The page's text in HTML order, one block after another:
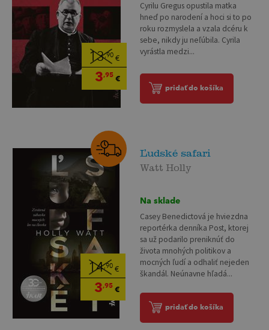
13,90 €
3,95 €
Cyrilu Gregus opustila matka
hneď po narodení a hoci si to po
roku rozmyslela a vzala dcéru k
sebe, nikdy ju neľúbila. Cyrila
vyrástla medzi...
pridať do košíka
14,90€
3,95€
Ľudské safari
Watt Holly
Na sklade
Casey Benedictová je hviezdna
reportérka denníka Post, ktorej
sa už podarilo preniknúť do
života mnohých politikov a
mocných ľudí a odhaliť nejeden
škandál. Neúnavne hľadá...
pridať do košíka